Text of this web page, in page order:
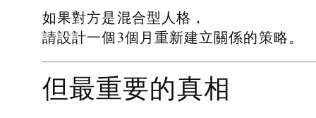
如果對方是混合型人格，
請設計一個3個月重新建立關係的策略。
但最重要的真相